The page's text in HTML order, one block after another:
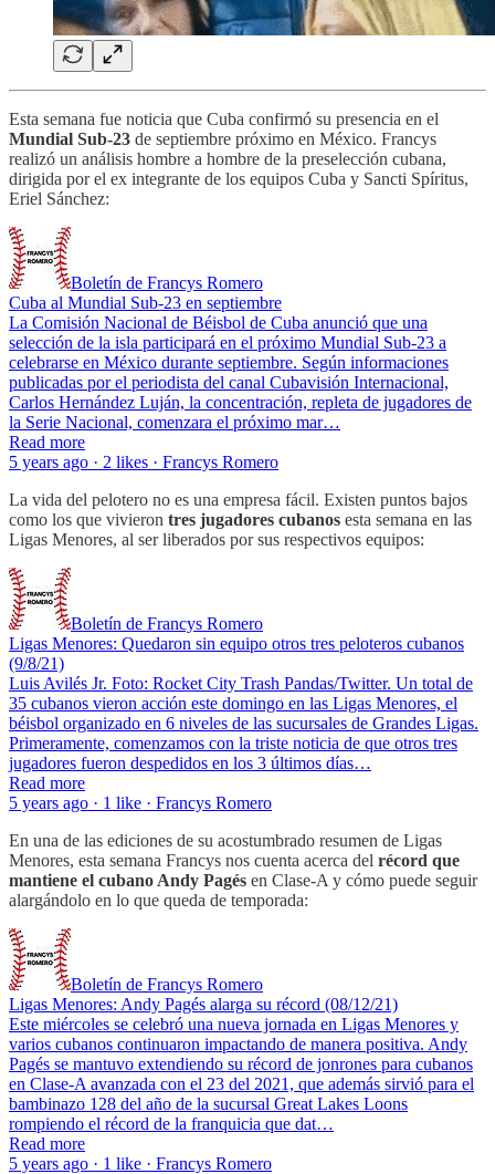
Esta semana fue noticia que Cuba confirmó su presencia en el
Mundial Sub-23 de septiembre próximo en México. Francys
realizó un análisis hombre a hombre de la preselección cubana,
dirigida por el ex integrante de los equipos Cuba y Sancti Spíritus,
Eriel Sánchez:
Boletín de Francys Romero
Cuba al Mundial Sub-23 en septiembre
La Comisión Nacional de Béisbol de Cuba anunció que una
selección de la isla participará en el próximo Mundial Sub-23 a
celebrarse en México durante septiembre. Según informaciones
publicadas por el periodista del canal Cubavisión Internacional,
Carlos Hernández Luján, la concentración, repleta de jugadores de
la Serie Nacional, comenzara el próximo mar…
Read more
5 years ago · 2 likes · Francys Romero
La vida del pelotero no es una empresa fácil. Existen puntos bajos
como los que vivieron tres jugadores cubanos esta semana en las
Ligas Menores, al ser liberados por sus respectivos equipos:
Boletín de Francys Romero
Ligas Menores: Quedaron sin equipo otros tres peloteros cubanos
(9/8/21)
Luis Avilés Jr. Foto: Rocket City Trash Pandas/Twitter. Un total de
35 cubanos vieron acción este domingo en las Ligas Menores, el
béisbol organizado en 6 niveles de las sucursales de Grandes Ligas.
Primeramente, comenzamos con la triste noticia de que otros tres
jugadores fueron despedidos en los 3 últimos días…
Read more
5 years ago · 1 like · Francys Romero
En una de las ediciones de su acostumbrado resumen de Ligas
Menores, esta semana Francys nos cuenta acerca del récord que
mantiene el cubano Andy Pagés en Clase-A y cómo puede seguir
alargándolo en lo que queda de temporada:
Boletín de Francys Romero
Ligas Menores: Andy Pagés alarga su récord (08/12/21)
Este miércoles se celebró una nueva jornada en Ligas Menores y
varios cubanos continuaron impactando de manera positiva. Andy
Pagés se mantuvo extendiendo su récord de jonrones para cubanos
en Clase-A avanzada con el 23 del 2021, que además sirvió para el
bambinazo 128 del año de la sucursal Great Lakes Loons
rompiendo el récord de la franquicia que dat…
Read more
5 years ago · 1 like · Francys Romero